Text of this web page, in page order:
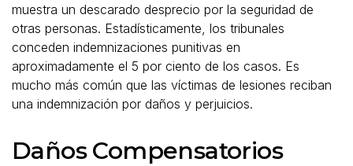
muestra un descarado desprecio por la seguridad de
otras personas. Estadísticamente, los tribunales
conceden indemnizaciones punitivas en
aproximadamente el 5 por ciento de los casos. Es
mucho más común que las víctimas de lesiones reciban
una indemnización por daños y perjuicios.
Daños Compensatorios